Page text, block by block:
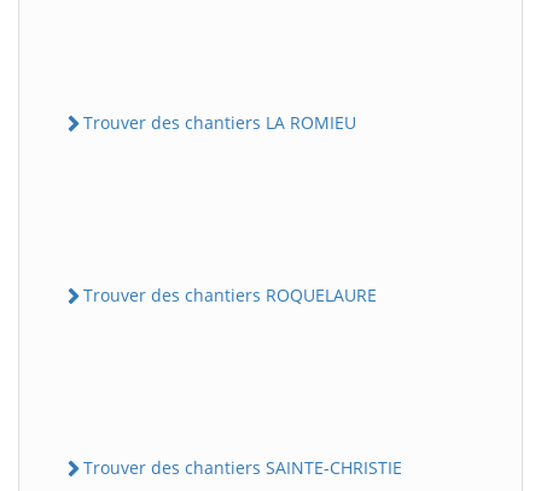
Trouver des chantiers LA ROMIEU
Trouver des chantiers ROQUELAURE
Trouver des chantiers SAINTE-CHRISTIE